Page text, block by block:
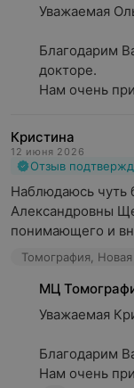
Уважаемая
Благодарим
докторе.
Нам очень
Кристина
12 июня 2026
Отзыв
Наблюдаюсь чуть
Александровны
понимающего и
Томография, Новая
МЦ
Уважаемая
Благодарим
Нам очень